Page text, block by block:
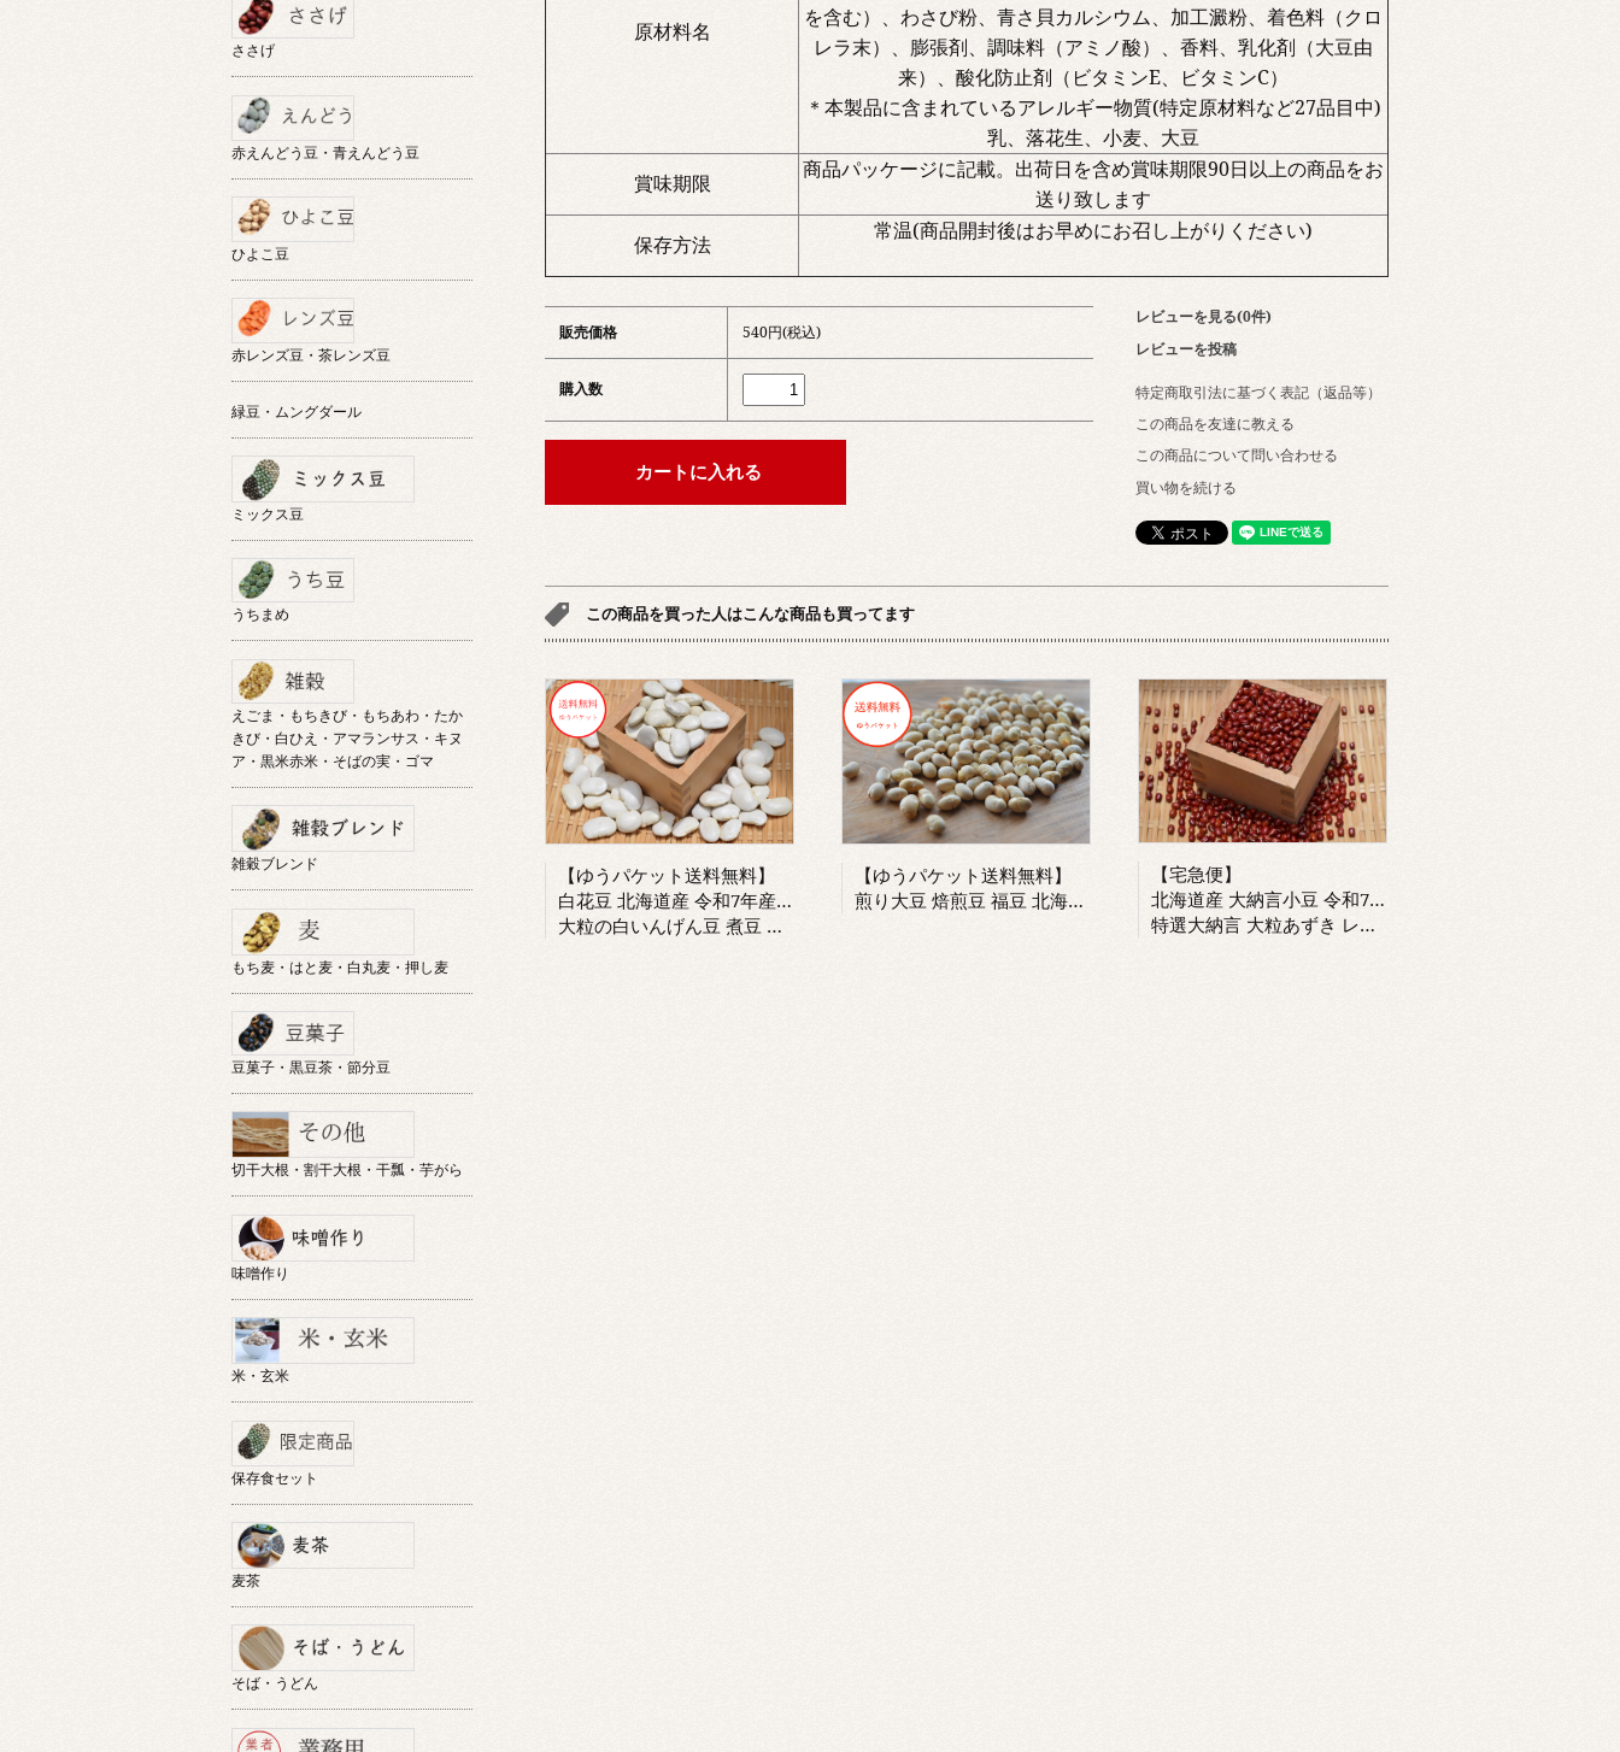
原材料名
を含む）、わさび粉、青さ貝カルシウム、加工澱粉、着色料（クロ
レラ末）、膨張剤、調味料（アミノ酸）、香料、乳化剤（大豆由
来）、酸化防止剤（ビタミンE、ビタミンC）
＊本製品に含まれているアレルギー物質(特定原材料など27品目中)
乳、落花生、小麦、大豆
賞味期限
商品パッケージに記載。出荷日を含め賞味期限90日以上の商品をお
送り致します
保存方法
常温(商品開封後はお早めにお召し上がりください)
販売価格 540円(税込)
購入数
レビューを見る(0件)
レビューを投稿
特定商取引法に基づく表記（返品等）
この商品を友達に教える
この商品について問い合わせる
買い物を続ける
この商品を買った人はこんな商品も買ってます
【ゆうパケット送料無料】
白花豆 北海道産 令和7年産 白花いんげん
大粒の白いんげん豆 煮豆 シチュー グラタン 煮込み料理などに最適
【ゆうパケット送料無料】
煎り大豆 焙煎豆 福豆 北海道産大豆 国産大豆100％使用
【宅急便】
北海道産 大納言小豆 令和7年産 とよみ大納言
特選大納言 大粒あずき レシピ付き ぜんざい お赤飯に
ささげ
赤えんどう豆・青えんどう豆
ひよこ豆
赤レンズ豆・茶レンズ豆
緑豆・ムングダール
ミックス豆
うちまめ
えごま・もちきび・もちあわ・たか
きび・白ひえ・アマランサス・キヌ
ア・黒米赤米・そばの実・ゴマ
雑穀ブレンド
もち麦・はと麦・白丸麦・押し麦
豆菓子・黒豆茶・節分豆
切干大根・割干大根・干瓢・芋がら
味噌作り
米・玄米
保存食セット
麦茶
そば・うどん